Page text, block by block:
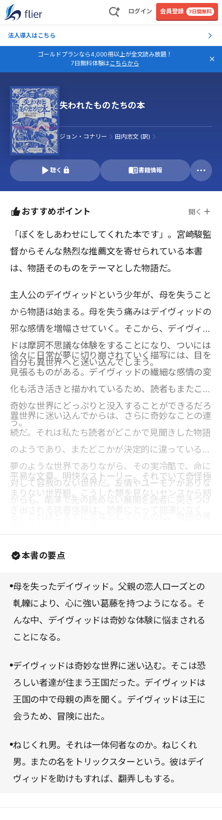
ログイン 会員登録 7日間無料
法人導入はこちら
ゴールドプランなら4,000冊以上が全文読み放題！
7日無料体験はこちらから
失われたものたちの本
ジョン・コナリー 田内志文 (訳)
聴く 書籍情報
おすすめポイント 開く
「ぼくをしあわせにしてくれた本です」。宮崎駿監
督からそんな熱烈な推薦文を寄せられている本書
は、物語そのものをテーマとした物語だ。
主人公のデイヴィッドという少年が、母を失うこと
から物語は始まる。母を失う痛みはデイヴィッドの
邪な感情を増幅させていく。そこから、デイヴィッ
ドは摩訶不思議な体験をすることになり、ついには
自分も異世界へと迷い込んでしまう。
徐々に日常が夢に切り崩されていく描写には、目を
見張るものがある。デイヴィッドの繊細な感情の変
化も活き活きと描かれているため、読者もまたこの
奇妙な世界にどっぷりと没入することができるだろ
う。
異世界に迷い込んでからは、さらに奇妙なことの連
続だ。それは私たち読者がどこかで見聞きした物語
のようであり、またどこかが決定的に違っている。
夢のような世界でありながら、その実冷酷で、命に
対して容赦のない世界だ。友情やユーモアがありな
がらも、酷薄で先の読めない展開を読者に突きつけ
線はしっかりとしており、読者がストーリーを見失
うことはない。作者の類まれなる筆力は、デイヴィ
極めて繊細に表現している。油断していると、背筋
をゾッとさせられることがある。
平易な文章。明快なストーリー。それでいて奇怪極
まりない世界観。こうした類を見ないセンスから紡
本書の要点
母を失ったデイヴィッド。父親の恋人ローズとの
軋轢により、心に強い葛藤を持つようになる。そ
んな中、デイヴィッドは奇妙な体験に悩まされる
ことになる。
デイヴィッドは奇妙な世界に迷い込む。そこは恐
ろしい者達が住まう王国だった。デイヴィッドは
王国の中で母親の声を聞く。デイヴィッドは王に
会うため、冒険に出た。
ねじくれ男。それは一体何者なのか。ねじくれ
男。またの名をトリックスターという。彼はデイ
ヴィッドを助けもすれば、翻弄しもする。